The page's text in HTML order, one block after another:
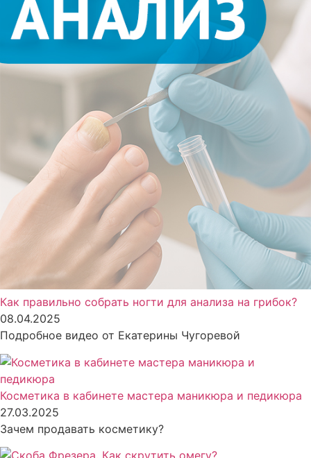
Как правильно собрать ногти для анализа на грибок?
08.04.2025
Подробное видео от Екатерины Чугоревой
Косметика в кабинете мастера маникюра и педикюра
27.03.2025
Зачем продавать косметику?